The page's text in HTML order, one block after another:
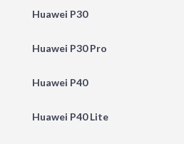
Huawei P30
Huawei P30 Pro
Huawei P40
Huawei P40 Lite